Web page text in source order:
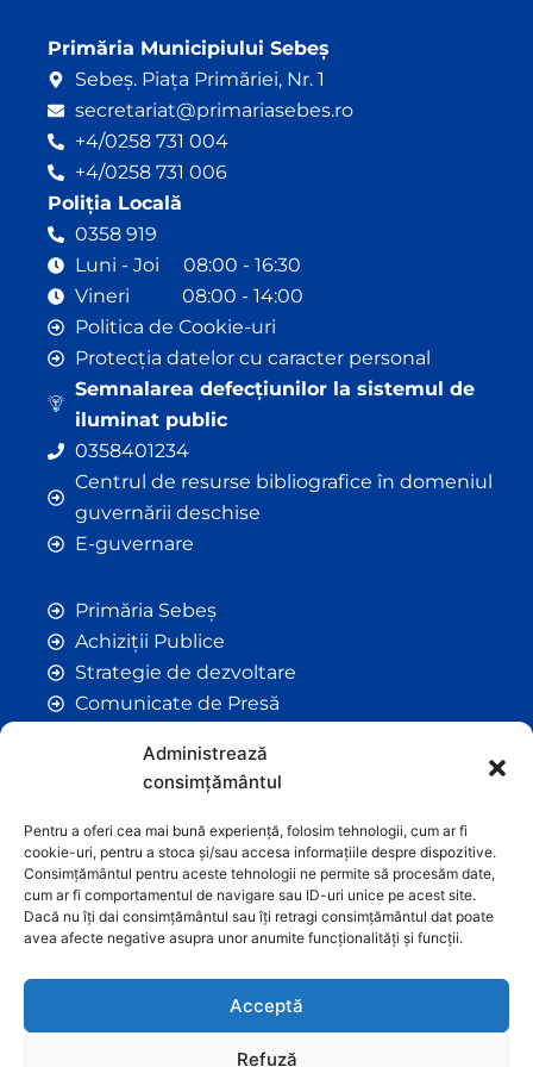
Administrează
consimțământul
Pentru a oferi cea mai bună experiență, folosim tehnologii, cum ar fi
cookie-uri, pentru a stoca și/sau accesa informațiile despre dispozitive.
Consimțământul pentru aceste tehnologii ne permite să procesăm date,
cum ar fi comportamentul de navigare sau ID-uri unice pe acest site.
Dacă nu îți dai consimțământul sau îți retragi consimțământul dat poate
avea afecte negative asupra unor anumite funcționalități și funcții.
Acceptă
Refuză
Primăria Municipiului Sebeș
Sebeș. Piața Primăriei, Nr. 1
secretariat@primariasebes.ro
+4/0258 731 004
+4/0258 731 006
Poliția Locală
0358 919
Luni - Joi 08:00 - 16:30
Vineri 08:00 - 14:00
Politica de Cookie-uri
Protecția datelor cu caracter personal
Semnalarea defecțiunilor la sistemul de
iluminat public
0358401234
Centrul de resurse bibliografice în domeniul
guvernării deschise
E-guvernare
Primăria Sebeș
Achiziții Publice
Strategie de dezvoltare
Comunicate de Presă
Anunțuri
Hotarâri de Consiliu
Certificate de Urbanism
Autorizații de Construcții
Orașe Înfrățite
Contact